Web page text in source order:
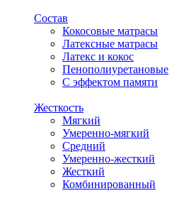
Состав
Кокосовые матрасы
Латексные матрасы
Латекс и кокос
Пенополиуретановые
С эффектом памяти
Жесткость
Мягкий
Умеренно-мягкий
Средний
Умеренно-жесткий
Жесткий
Комбинированный